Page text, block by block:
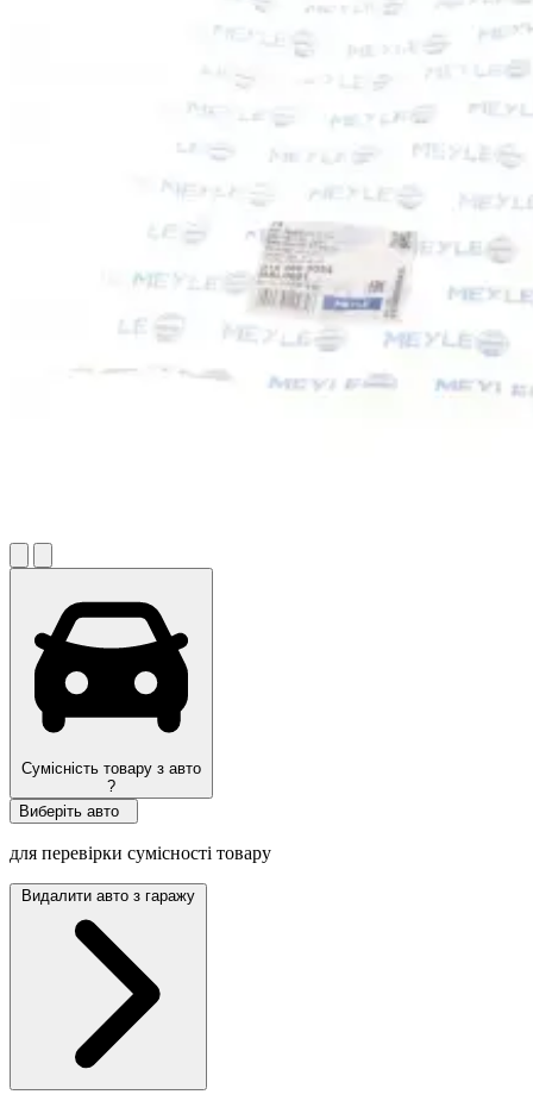
Сумісність товару з авто
?
Виберіть авто
для перевірки сумісності товару
Видалити авто з гаражу